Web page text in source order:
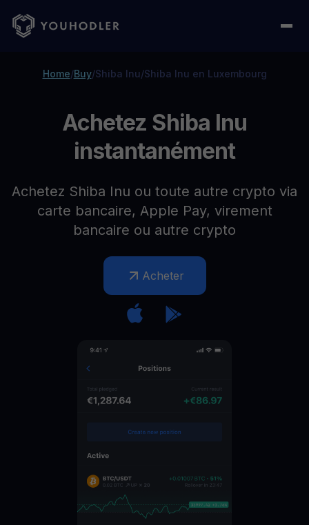
Home/Buy/Shiba Inu/Shiba Inu en Luxembourg
Achetez Shiba Inu
instantanément
Achetez Shiba Inu ou toute autre crypto via
carte bancaire, Apple Pay, virement
bancaire ou autre crypto
Acheter